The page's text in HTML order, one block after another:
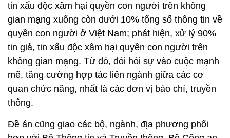
tin xấu độc xâm hại quyền con người trên không
gian mạng xuống còn dưới 10% tổng số thông tin về
quyền con người ở Việt Nam; phát hiện, xử lý 90%
tin giả, tin xấu độc xâm hại quyền con người trên
không gian mạng. Từ đó, đòi hỏi sự vào cuộc mạnh
mẽ, tăng cường hợp tác liên ngành giữa các cơ
quan chức năng, nhất là các đơn vị báo chí, truyền
thông.
Đề án cũng giao các bộ, ngành, địa phương phối